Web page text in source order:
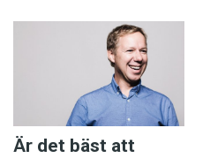
Är det bäst att